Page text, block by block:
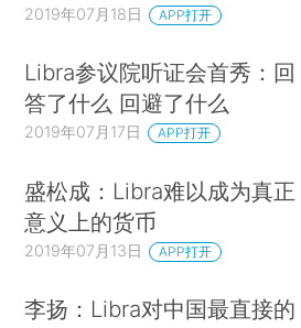
2019年07月18日 APP打开
Libra参议院听证会首秀：回
答了什么 回避了什么
2019年07月17日 APP打开
盛松成：Libra难以成为真正
意义上的货币
2019年07月13日 APP打开
李扬：Libra对中国最直接的